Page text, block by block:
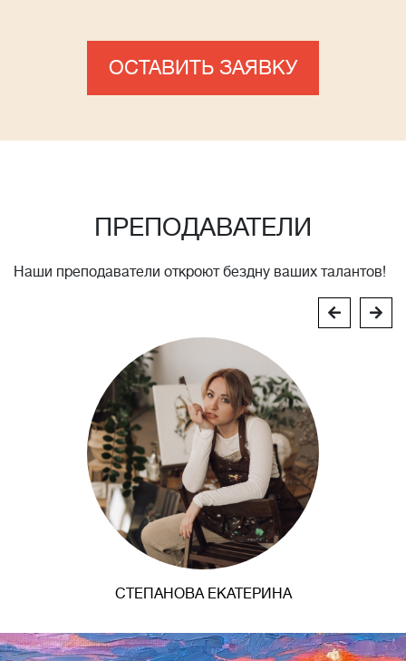
ОСТАВИТЬ ЗАЯВКУ
ПРЕПОДАВАТЕЛИ
Наши преподаватели откроют бездну ваших талантов!
СТЕПАНОВА ЕКАТЕРИНА